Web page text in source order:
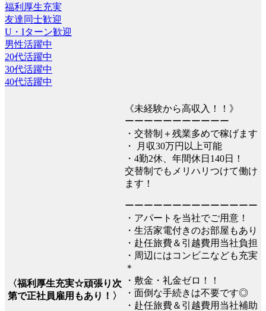
福利厚生充実
友達同士歓迎
U・Iターン歓迎
男性活躍中
20代活躍中
30代活躍中
40代活躍中
〈福利厚生充実☆頑張り次
第で正社員雇用もあり！〉
《未経験から高収入！！》
ーーーーーーーーーーー
・交替制＋残業多めで稼げます
・ 月収30万円以上可能
・4勤2休、年間休日140日！
交替制でもメリハリつけて働け
ます！
ーーーーーーーーーーーーーー
・アパートを当社でご用意！
・生活家電付きのお部屋もあり
・赴任旅費＆引越費用当社負担
・周辺にはコンビニなども充実
＊
・敷金・礼金ゼロ！！
・面倒な手続きは不要です◎
・赴任旅費＆引越費用当社補助